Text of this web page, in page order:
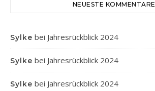
NEUESTE KOMMENTARE
Sylke bei Jahresrückblick 2024
Sylke bei Jahresrückblick 2024
Sylke bei Jahresrückblick 2024